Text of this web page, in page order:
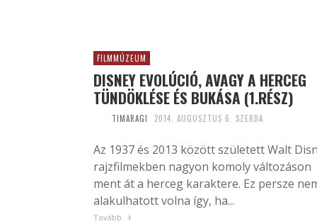
FILMMÚZEUM
DISNEY EVOLÚCIÓ, AVAGY A HERCEG
TÜNDÖKLÉSE ÉS BUKÁSA (1.RÉSZ)
TIMARAGI 2014. AUGUSZTUS 6. SZERDA
Az 1937 és 2013 között született Walt
rajzfilmekben nagyon komoly változáson
ment át a herceg karaktere. Ez persze
alakulhatott volna így, ha...
Tovább